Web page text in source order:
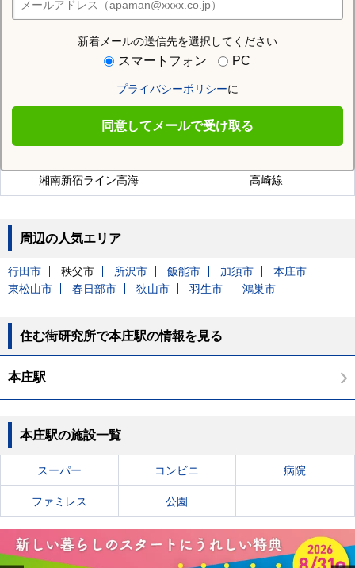
新着メールの送信先を選択してください
スマートフォン PC
プライバシーポリシーに
同意してメールで受け取る
店舗検索
本庄早稲田駅
本庄駅を通る沿線
湘南新宿ライン高海 高崎線
周辺の人気エリア
行田市 秩父市 所沢市 飯能市 加須市
本庄市
東松山市
春日部市 狭山市 羽生市 鴻巣市
住む街研究所で本庄駅の情報を見る
本庄駅
本庄駅の施設一覧
スーパー コンビニ 病院
ファミレス 公園